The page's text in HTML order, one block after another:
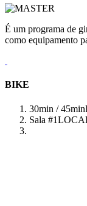
É um programa de
como equipamento
BIKE
30min / 45min
Sala #1